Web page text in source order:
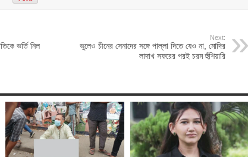
ভর্তি নিল
Next:
ভুলেও চীনের সেনাদের সঙ্গে পাল্লা দিতে যেও না, মোদির
লাদাখ সফরের পরই চরম হুঁশিয়ারি